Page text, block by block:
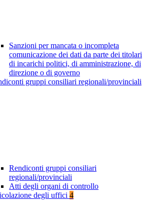
Sanzioni per mancata o incompleta
comunicazione dei dati da parte dei titolari
di incarichi politici, di amministrazione, di
direzione o di governo
gruppi consiliari regionali/provinciali
Rendiconti gruppi consiliari
regionali/provinciali
Atti degli organi di controllo
degli uffici 4